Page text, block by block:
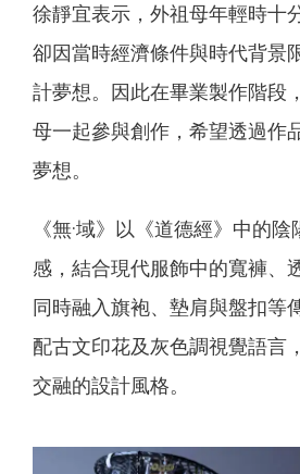
徐靜宜表示，外祖母年輕時十
卻因當時經濟條件與時代背景
計夢想。因此在畢業製作階段
母一起參與創作，希望透過作
夢想。
《無·域》以《道德經》中的
感，結合現代服飾中的寬褲、
同時融入旗袍、墊肩與盤扣等
配古文印花及灰色調視覺語言
交融的設計風格。